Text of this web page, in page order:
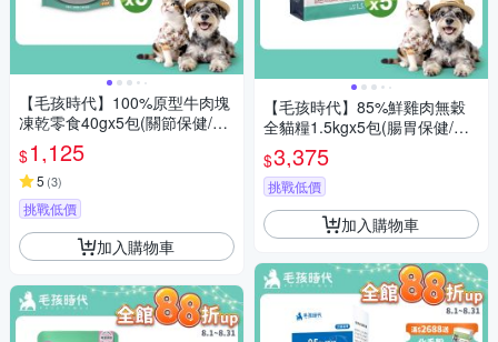
【毛孩時代】100%原型牛肉塊
凍乾零食40gx5包(關節保健/犬
貓凍乾/犬貓零食/貓咪凍乾/貓咪
零食)
$1,125
5 (3)
挑戰低價
加入購物車
【毛孩時代】85%鮮雞肉無穀
全貓糧1.5kgx5包(腸胃保健/貓
飼料/貓乾糧/無穀貓糧)
$3,375
挑戰低價
加入購物車